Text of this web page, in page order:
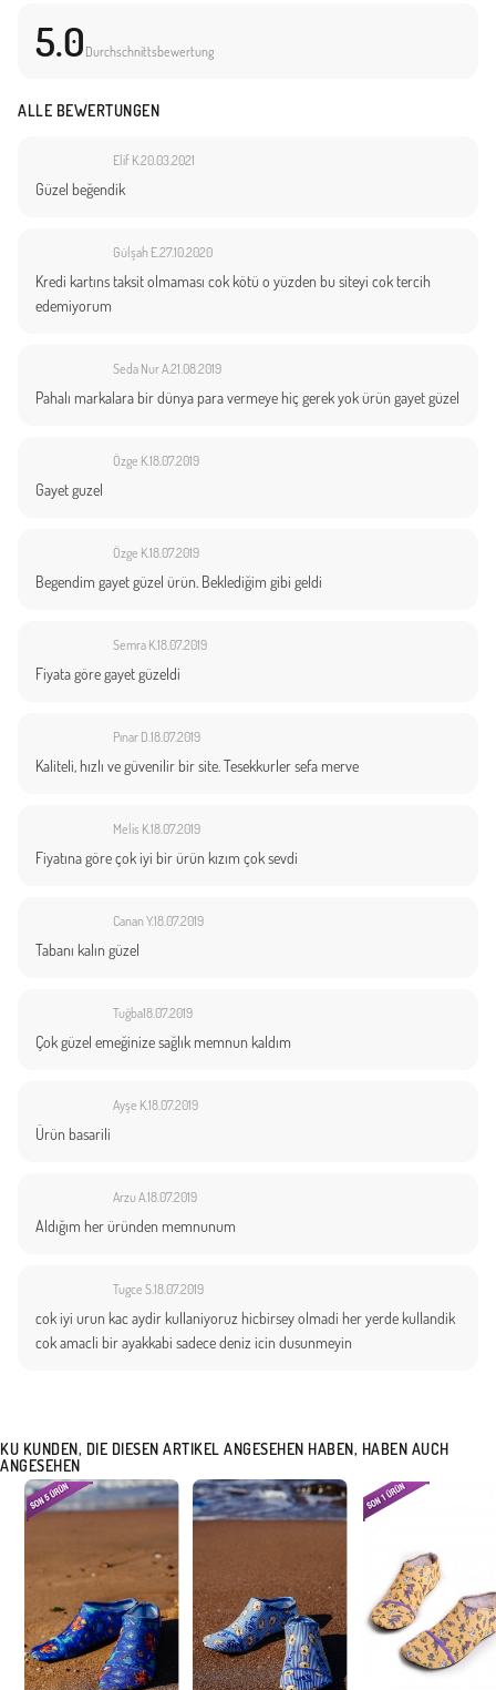
5.0 Durchschnittsbewertung
ALLE BEWERTUNGEN
Elif K.20.03.2021
Güzel beğendik
Gülşah E.27.10.2020
Kredi kartıns taksit olmaması cok kötü o yüzden bu siteyi cok tercih
edemiyorum
Seda Nur A.21.08.2019
Pahalı markalara bir dünya para vermeye hiç gerek yok ürün gayet güzel
Özge K.18.07.2019
Gayet guzel
Özge K.18.07.2019
Begendim gayet güzel ürün. Beklediğim gibi geldi
Semra K.18.07.2019
Fiyata göre gayet güzeldi
Pınar D. 18.07.2019
Kaliteli, hızlı ve güvenilir bir site. Tesekkurler sefa merve
Melis K.18.07.2019
Fiyatına göre çok iyi bir ürün kızım çok sevdi
Canan Y.18.07.2019
Tabanı kalın güzel
Tuğba18.07.2019
Çok güzel emeğinize sağlık memnun kaldım
Ayşe K.18.07.2019
Ürün basarili
Arzu A.18.07.2019
Aldığım her üründen memnunum
Tugce S.18.07.2019
cok iyi urun kac aydir kullaniyoruz hicbirsey olmadi her yerde kullandik
cok amacli bir ayakkabi sadece deniz icin dusunmeyin
KU KUNDEN, DIE DIESEN ARTIKEL ANGESEHEN HABEN, HABEN AUCH
ANGESEHEN